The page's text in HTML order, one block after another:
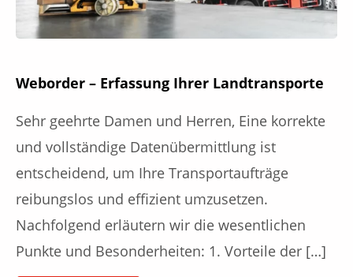
Weborder – Erfassung Ihrer Landtransporte
Sehr geehrte Damen und Herren, Eine korrekte
und vollständige Datenübermittlung ist
entscheidend, um Ihre Transportaufträge
reibungslos und effizient umzusetzen.
Nachfolgend erläutern wir die wesentlichen
Punkte und Besonderheiten: 1. Vorteile der […]